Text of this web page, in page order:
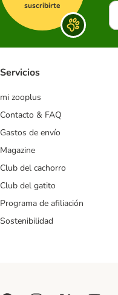
suscribirte
Servicios
mi zooplus
Contacto & FAQ
Gastos de envío
Magazine
Club del cachorro
Club del gatito
Programa de afiliación
Sostenibilidad